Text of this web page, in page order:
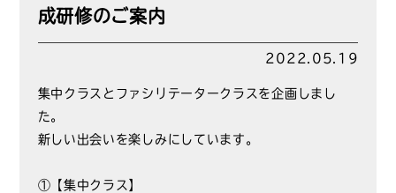
成研修のご案内
2022.05.19
集中クラスとファシリテータークラスを企画しまし
た。
新しい出会いを楽しみにしています。
①【集中クラス】